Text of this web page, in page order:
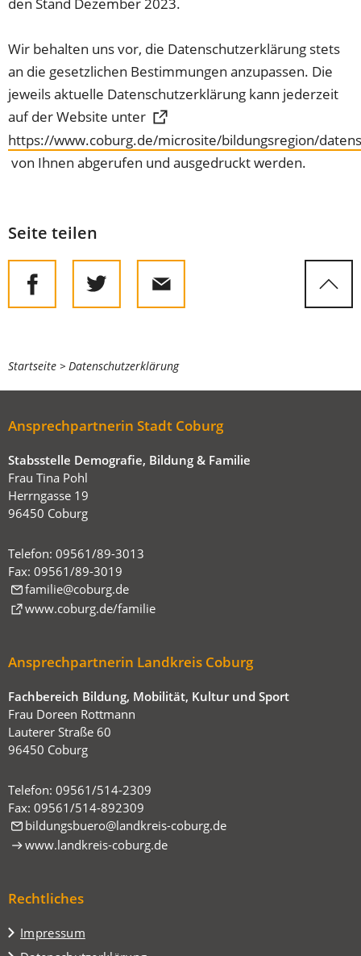
Wir behalten uns vor, die Datenschutzerklärung stets
an die gesetzlichen Bestimmungen anzupassen. Die
jeweils aktuelle Datenschutzerklärung kann jederzeit
auf der Website unter
https://www.coburg.de/microsite/bildungsregion/
(Öffnet
neuen
von Ihnen abgerufen und ausgedruckt werden.
Seite teilen
Sie
befinden
sich
hier:
Startseite Datenschutzerklärung
Ansprechpartnerin Stadt Coburg
Stabsstelle Demografie, Bildung & Familie
Frau Tina Pohl
Herrngasse 19
96450 Coburg
Telefon: 09561/89-3013
Fax: 09561/89-3019
familie
coburg de
www.coburg.de/familie
(Öffnet
neuen
Ansprechpartnerin Landkreis Coburg
Fachbereich Bildung, Mobilität, Kultur und Sport
Frau Doreen Rottmann
Lauterer Straße 60
96450 Coburg
Telefon: 09561/514-2309
Fax: 09561/514-892309
bildungsbuero
landkreis-coburg de
www.landkreis-coburg.de
Rechtliches
Impressum